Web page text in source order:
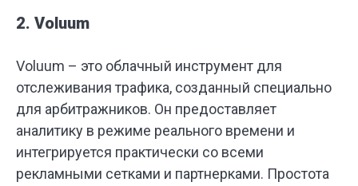
2. Voluum
Voluum – это облачный инструмент для
отслеживания трафика, созданный специально
для арбитражников. Он предоставляет
аналитику в режиме реального времени и
интегрируется практически со всеми
рекламными сетками и партнерками. Простота